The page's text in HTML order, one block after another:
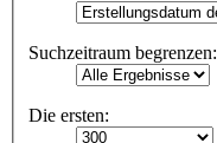
Suchzeitraum begrenzen:
Die ersten: